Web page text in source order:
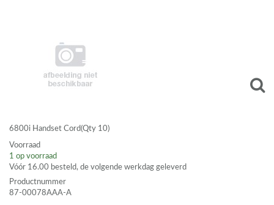
6800i Handset Cord(Qty 10)
Voorraad
1 op voorraad
Vóór 16.00 besteld, de volgende werkdag geleverd
Productnummer
87-00078AAA-A